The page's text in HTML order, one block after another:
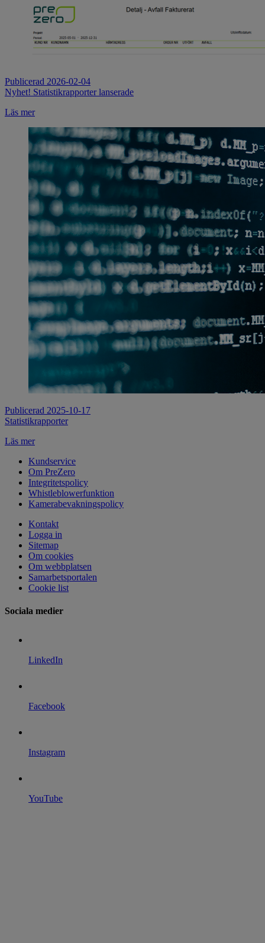
Publicerad 2026-02-04
Nyhet! Statistikrapporter lanserade
Läs mer
Publicerad 2025-10-17
Statistikrapporter
Läs mer
Kundservice
Om PreZero
Integritetspolicy
Whistleblowerfunktion
Kamerabevakningspolicy
Kontakt
Logga in
Sitemap
Om cookies
Om webbplatsen
Samarbetsportalen
Cookie list
Sociala medier
LinkedIn
Facebook
Instagram
YouTube